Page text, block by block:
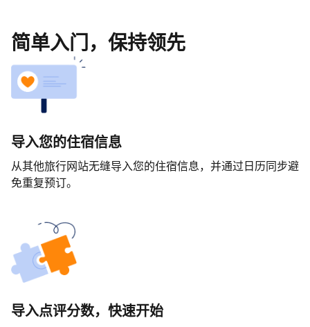
简单入门，保持领先
导入您的住宿信息
从其他旅行网站无缝导入您的住宿信息，并通过日历同步避
免重复预订。
导入点评分数，快速开始